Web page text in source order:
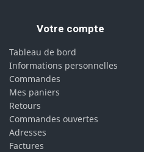
Votre compte
Tableau de bord
Informations personnelles
Commandes
Mes paniers
Retours
Commandes ouvertes
Adresses
Factures